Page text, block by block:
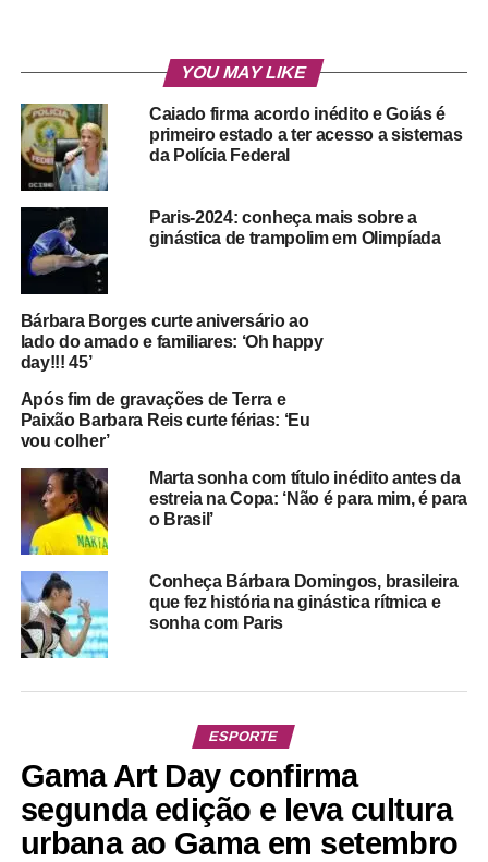
YOU MAY LIKE
Caiado firma acordo inédito e Goiás é
primeiro estado a ter acesso a sistemas
da Polícia Federal
Paris-2024: conheça mais sobre a
ginástica de trampolim em Olimpíada
Bárbara Borges curte aniversário ao
lado do amado e familiares: ‘Oh happy
day!!! 45’
Após fim de gravações de Terra e
Paixão Barbara Reis curte férias: ‘Eu
vou colher’
Marta sonha com título inédito antes da
estreia na Copa: ‘Não é para mim, é para
o Brasil’
Conheça Bárbara Domingos, brasileira
que fez história na ginástica rítmica e
sonha com Paris
ESPORTE
Gama Art Day confirma
segunda edição e leva cultura
urbana ao Gama em setembro